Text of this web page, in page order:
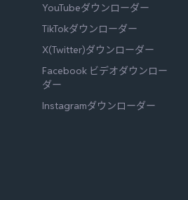
YouTubeダウンローダー
TikTokダウンローダー
X(Twitter)ダウンローダー
Facebook ビデオダウンロー
ダー
Instagramダウンローダー